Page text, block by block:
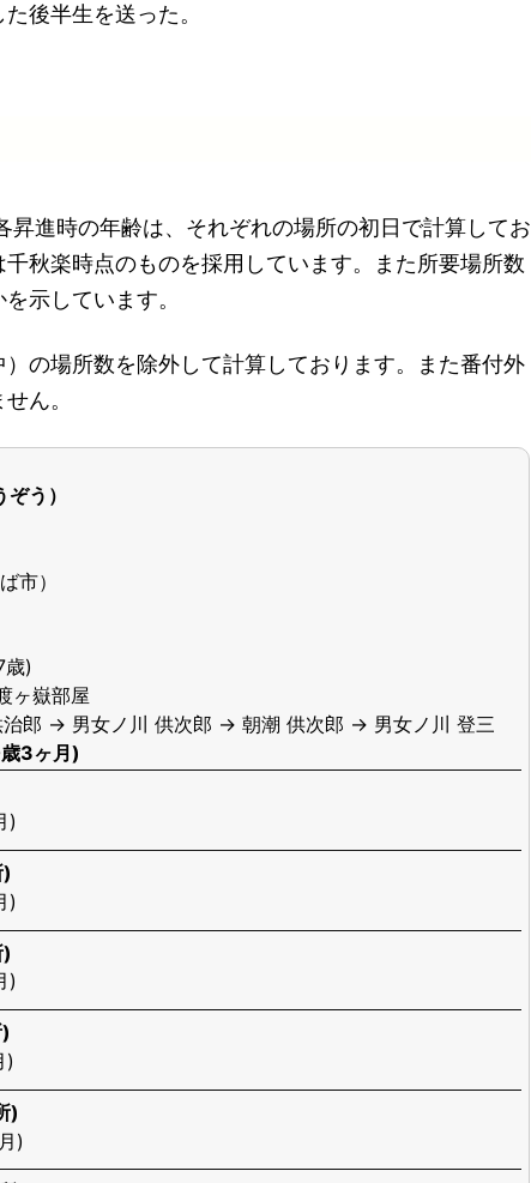
後半生を送った。
進時の年齢は、それぞれの場所の初日で計算してお
秋楽時点のものを採用しています。また所要場所数
示しています。
の場所数を除外して計算しております。また番付外
ん。
う）
市）
)
ヶ嶽部屋
郎 → 男女ノ川 供次郎 → 朝潮 供次郎 → 男女ノ川 登三
3ヶ月)
)
)
)
)
)
)